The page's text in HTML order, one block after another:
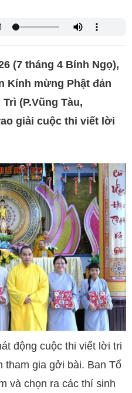
(7 tháng 4 Bính Ngọ),
Kính mừng Phật đản
(P.Vũng Tàu,
giải cuộc thi viết lời
động cuộc thi viết lời tri
tham gia gởi bài. Ban Tổ
và chọn ra các thí sinh